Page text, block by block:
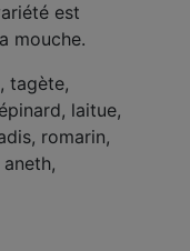
est
mouche.
tagète,
laitue,
romarin,
aneth,